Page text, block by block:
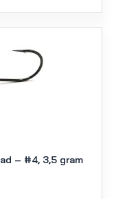
– #4, 3,5 gram